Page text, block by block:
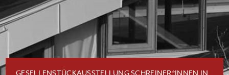
GESELLENSTÜCKAUSSTELLUNG SCHREINER*INNEN IN